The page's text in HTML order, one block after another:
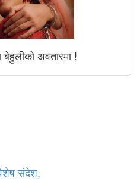
बेहुलीको अवतारमा !
संदेश,